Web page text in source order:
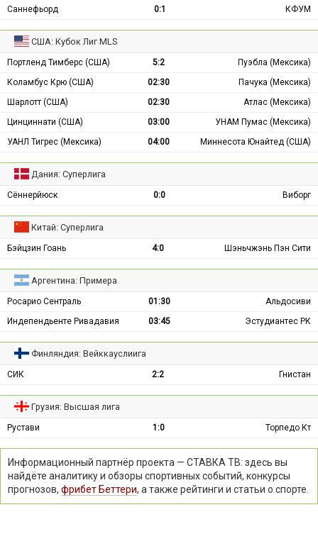
Саннефьорд 0:1 КФУМ
США: Кубок Лиг MLS
Портленд Тимберс (США) 5:2
Пуэбла (Мексика)
Коламбус Крю (США)
02:30
Пачука (Мексика)
Шарлотт (США)
02:30
Атлас (Мексика)
Цинциннати (США)
03:00
УНАМ Пумас (Мексика)
УАНЛ Тигрес (Мексика)
04:00 Миннесота Юнайтед (США)
Дания: Суперлига
Сённерйюск 0:0 Виборг
Китай: Суперлига
Бэйцзин Гоань 4:0 Шэньчжэнь Пэн Сити
Аргентина: Примера
Росарио Сентраль 01:30
Альдосиви
Индепендьенте Ривадавия
03:45 Эстудиантес РК
Финляндия: Вейккауслиига
СИК 2:2 Гнистан
Грузия: Высшая лига
Рустави 1:0 Торпедо Кт
Информационный партнёр проекта — СТАВКА ТВ: здесь вы
найдёте аналитику и обзоры спортивных событий, конкурсы
прогнозов, фрибет Беттери, а также рейтинги и статьи о спорте.